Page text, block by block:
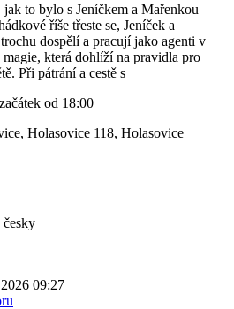
to bylo s Jeníčkem a Mařenkou
říše třeste se, Jeníček a
dospělí a pracují jako agenti v
která dohlíží na pravidla pro
Při pátrání a cestě s
od 18:00
Holasovice 118, Holasovice
09:27